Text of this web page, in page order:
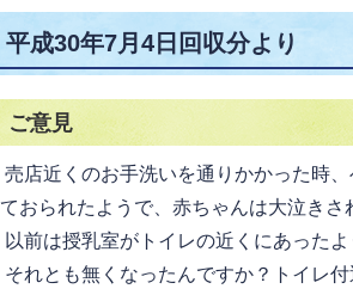
平成30年7月4日回収分より
ご意見
売店近くのお手洗いを通りかかった時
ておられたようで、赤ちゃんは大泣きさ
以前は授乳室がトイレの近くにあった
それとも無くなったんですか？トイレ